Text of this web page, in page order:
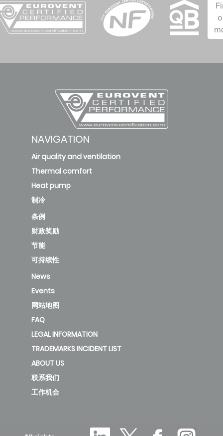
NAVIGATION
Air quality and ventilation
Thermal comfort
Heat pump
制冷
条例
财政奖励
节能
可持续性
News
Events
网站地图
FAQ
LEGAL INFORMATION
TRADEMARKS INCIDENT LIST
ABOUT US
联系我们
工作机会